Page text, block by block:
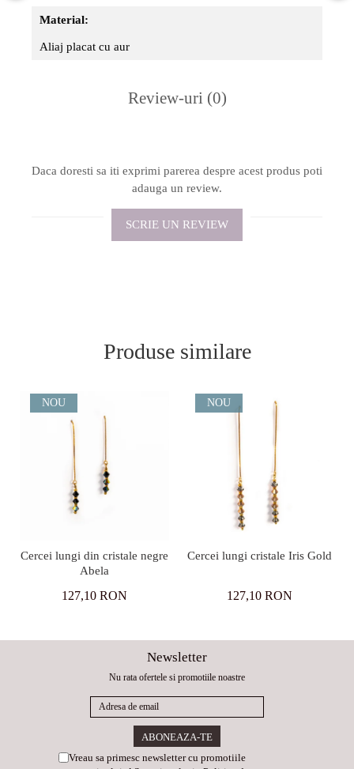
Material:
Aliaj placat cu aur
Review-uri (0)
Daca doresti sa iti exprimi parerea despre acest produs poti
adauga un review.
SCRIE UN REVIEW
Produse similare
NOU
Cercei lungi din cristale negre
Abela
127,10 RON
NOU
Cercei lungi cristale Iris Gold
127,10 RON
Newsletter
Nu rata ofertele si promotiile noastre
Vreau sa primesc newsletter cu promotiile